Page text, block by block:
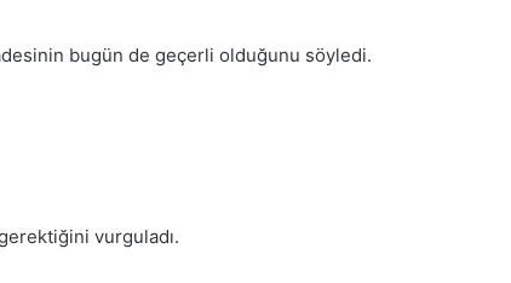
bugün de geçerli olduğunu söyledi.
vurguladı.